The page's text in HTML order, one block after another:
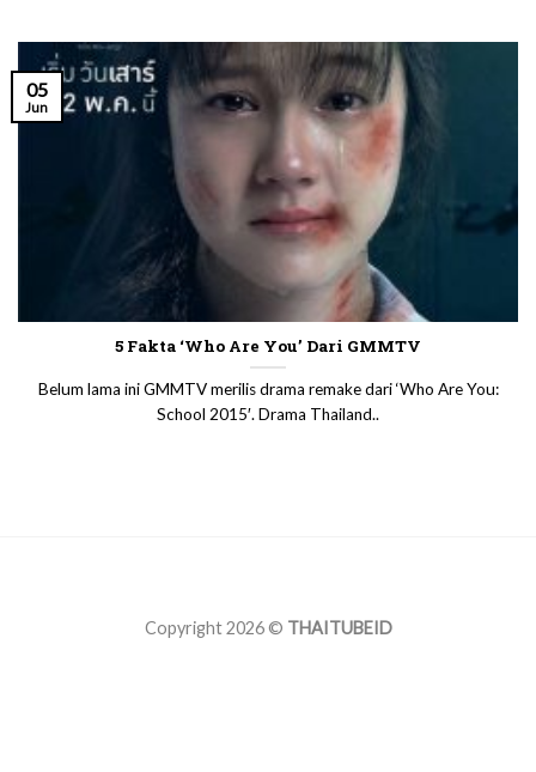
5 Fakta ‘Who Are You’ Dari GMMTV
Belum lama ini GMMTV merilis drama remake dari ‘Who Are You:
School 2015′. Drama Thailand..
05
Jun
Copyright 2026 © THAITUBEID